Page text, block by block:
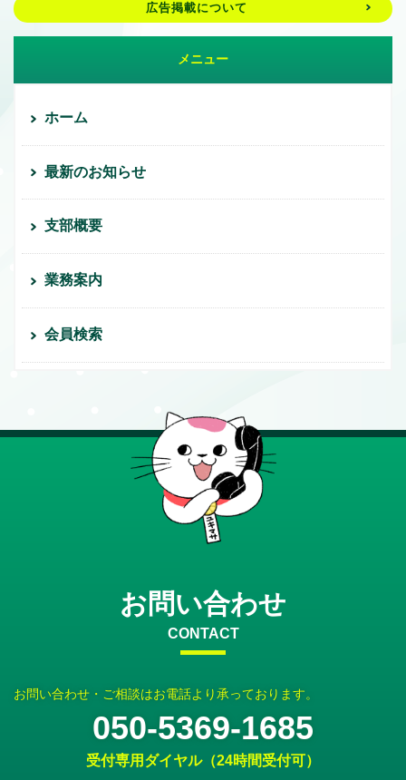
広告掲載について
メニュー
ホーム
最新のお知らせ
支部概要
業務案内
会員検索
お問い合わせ
CONTACT
お問い合わせ・ご相談はお電話より承っております。
050-5369-1685
受付専用ダイヤル（24時間受付可）